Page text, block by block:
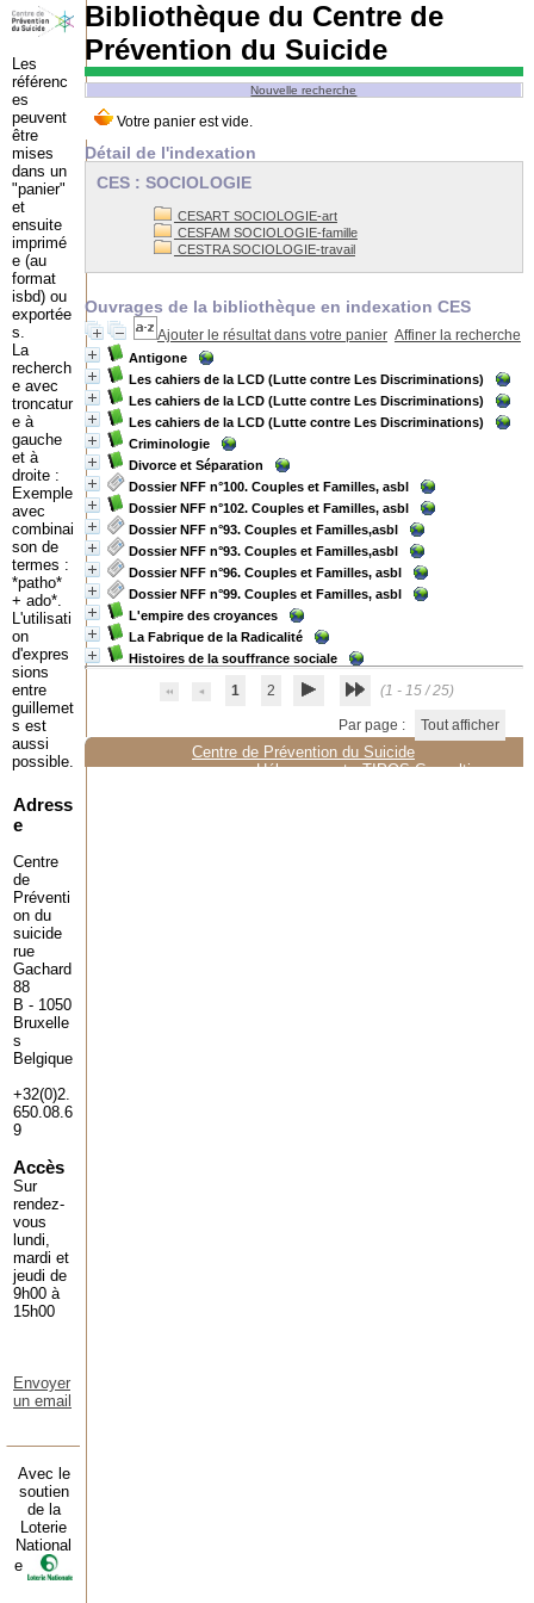
Bibliothèque du Centre de
Prévention du Suicide
Nouvelle recherche
Détail de l'indexation
CES : SOCIOLOGIE
CESART SOCIOLOGIE-art
CESFAM SOCIOLOGIE-famille
CESTRA SOCIOLOGIE-travail
Ouvrages de la bibliothèque en indexation CES
Ajouter le résultat dans votre panier Affiner la recherche
Antigone
Les cahiers de la LCD (Lutte contre Les Discriminations)
Les cahiers de la LCD (Lutte contre Les Discriminations)
Les cahiers de la LCD (Lutte contre Les Discriminations)
Criminologie
Divorce et Séparation
Dossier NFF n°100. Couples et Familles, asbl
Dossier NFF n°102. Couples et Familles, asbl
Dossier NFF n°93. Couples et Familles,asbl
Dossier NFF n°93. Couples et Familles,asbl
Dossier NFF n°96. Couples et Familles, asbl
Dossier NFF n°99. Couples et Familles, asbl
L'empire des croyances
La Fabrique de la Radicalité
Histoires de la souffrance sociale
1 2 (1 - 15 / 25)
Par page : Tout afficher
Centre de Prévention du Suicide
Hébergement :TIPOS Consulting
Les
référenc
es
peuvent
être
mises
dans un
"panier"
et
ensuite
imprimé
e (au
format
isbd) ou
exportée
s.
La
recherch
e avec
troncatur
e à
gauche
et à
droite :
Exemple
avec
combinai
son de
termes :
*patho*
+ ado*.
L'utilisati
on
d'expres
sions
entre
guillemet
s est
aussi
possible.
Adress
e
Centre
de
Préventi
on du
suicide
rue
Gachard
88
B - 1050
Bruxelle
s
Belgique
+32(0)2.
650.08.6
9
Accès
Sur
rendez-
vous
lundi,
mardi et
jeudi de
9h00 à
15h00
Envoyer
un email
Avec le
soutien
de la
Loterie
National
e